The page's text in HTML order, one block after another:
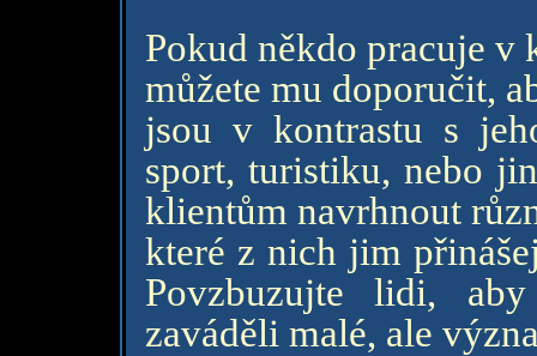
Pokud někdo pracuje v
můžete mu doporučit,
jsou v kontrastu s
sport, turistiku, nebo
klientům navrhnout
které z nich jim
Povzbuzujte lidi,
zaváděli malé, ale